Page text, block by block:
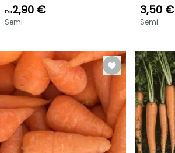
Da2,90 €
Semi
3,50 €
Semi